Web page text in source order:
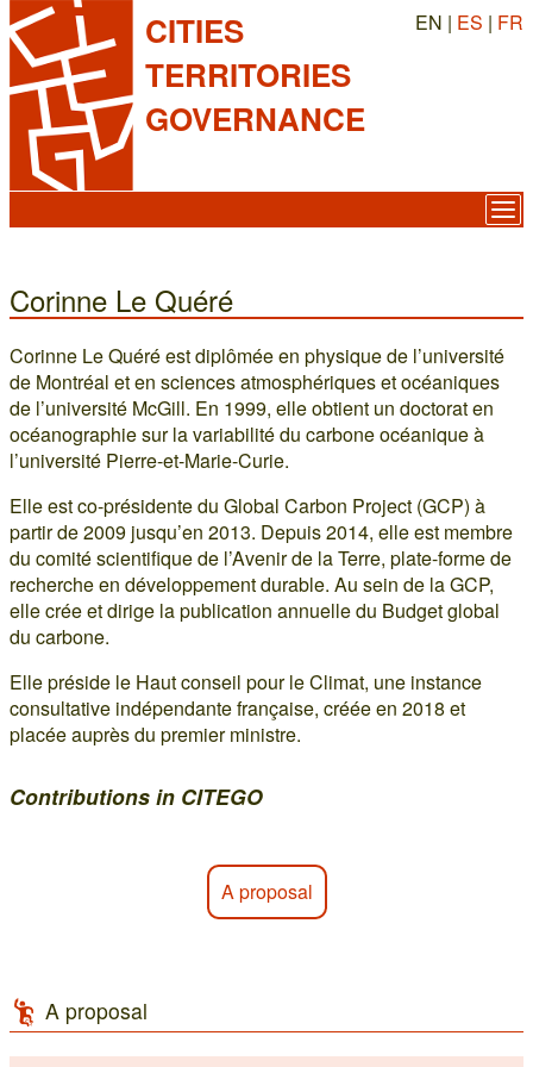
CITIES
TERRITORIES
GOVERNANCE
EN | ES | FR
Corinne Le Quéré
Corinne Le Quéré est diplômée en physique de l’université
de Montréal et en sciences atmosphériques et océaniques
de l’université McGill. En 1999, elle obtient un doctorat en
océanographie sur la variabilité du carbone océanique à
l’université Pierre-et-Marie-Curie.
Elle est co-présidente du Global Carbon Project (GCP) à
partir de 2009 jusqu’en 2013. Depuis 2014, elle est membre
du comité scientifique de l’Avenir de la Terre, plate-forme de
recherche en développement durable. Au sein de la GCP,
elle crée et dirige la publication annuelle du Budget global
du carbone.
Elle préside le Haut conseil pour le Climat, une instance
consultative indépendante française, créée en 2018 et
placée auprès du premier ministre.
Contributions in CITEGO
A proposal
A proposal